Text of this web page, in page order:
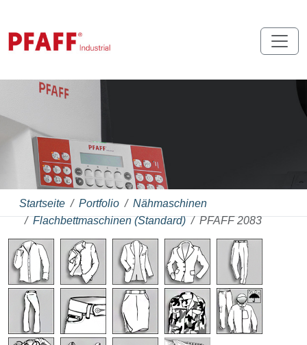
Startseite Portfolio
Nähmaschinen
Flachbettmaschinen (Standard)
PFAFF 2083